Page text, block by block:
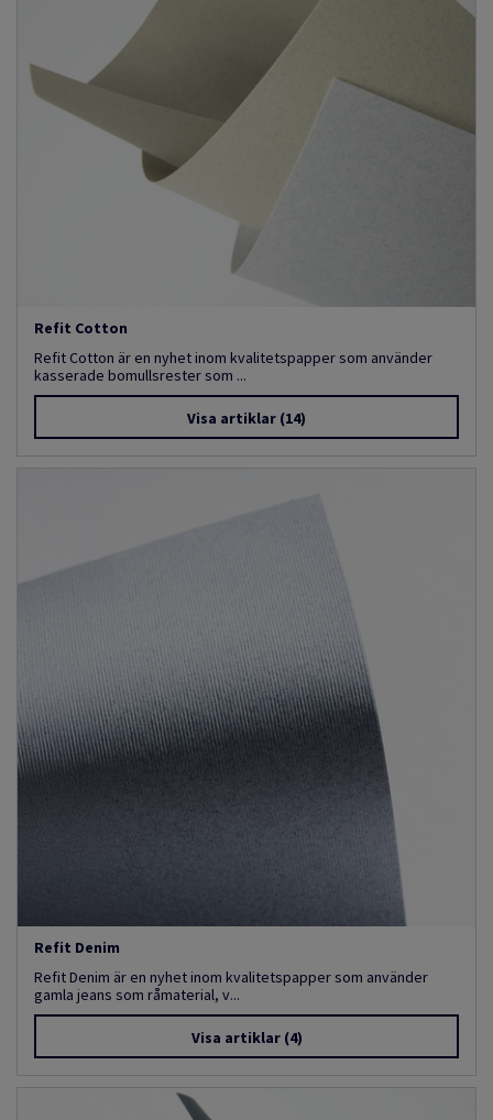
Refit Cotton
Refit Cotton är en nyhet inom kvalitetspapper som använder
kasserade bomullsrester som ...
Visa artiklar (14)
Refit Denim
Refit Denim är en nyhet inom kvalitetspapper som använder
gamla jeans som råmaterial, v...
Visa artiklar(4)